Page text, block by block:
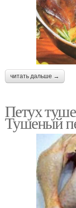
читать дальше →
Петух
Тушеный